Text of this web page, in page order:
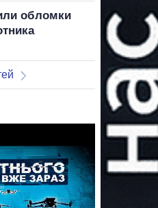
обломки